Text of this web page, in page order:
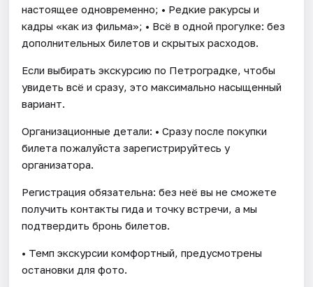
настоящее одновременно; • Редкие ракурсы и
кадры «как из фильма»; • Всё в одной прогулке: без
дополнительных билетов и скрытых расходов.
Если выбирать экскурсию по Петроградке, чтобы
увидеть всё и сразу, это максимально насыщенный
вариант.
Организационные детали: • Сразу после покупки
билета пожалуйста зарегистрируйтесь у
организатора.
Регистрация обязательна: без неё вы не сможете
получить контакты гида и точку встречи, а мы
подтвердить бронь билетов.
• Темп экскурсии комфортный, предусмотрены
остановки для фото.